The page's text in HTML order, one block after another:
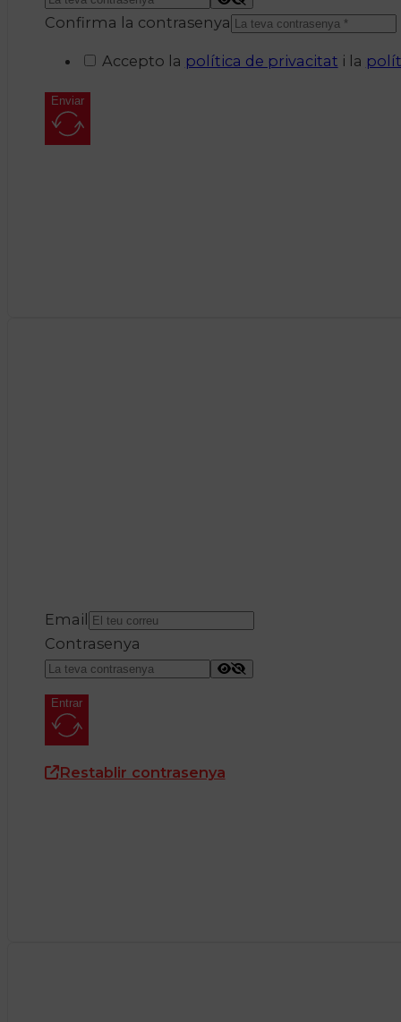
Confirma la contrasenya
Accepto la política de privacitat i la
Enviar
Email
Contrasenya
Entrar
Restablir contrasenya